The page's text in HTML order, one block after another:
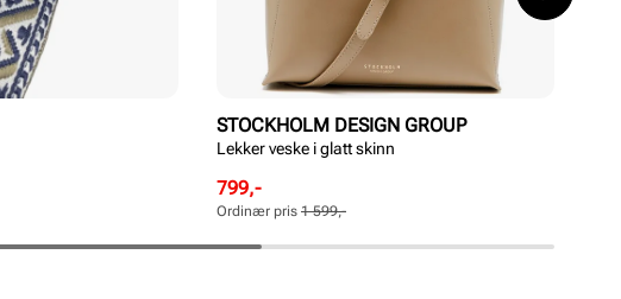
STOCKHOLM DESIGN GROUP
Lekker veske i glatt skinn
Rabattert
pris
Pris
799,-
Ordinær
pris
Pris
Ordinær pris 1 599,-